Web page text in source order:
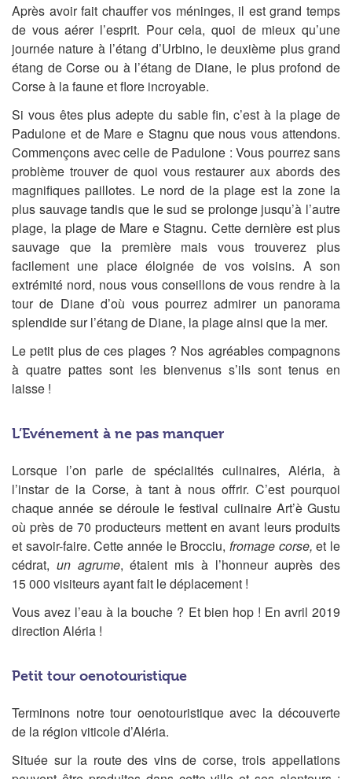
Après avoir fait chauffer vos méninges, il est grand temps
de vous aérer l’esprit. Pour cela, quoi de mieux qu’une
journée nature à l’étang d’Urbino, le deuxième plus grand
étang de Corse ou à l’étang de Diane, le plus profond de
Corse à la faune et flore incroyable.
Si vous êtes plus adepte du sable fin, c’est à la plage de
Padulone et de Mare e Stagnu que nous vous attendons.
Commençons avec celle de Padulone : Vous pourrez sans
problème trouver de quoi vous restaurer aux abords des
magnifiques paillotes. Le nord de la plage est la zone la
plus sauvage tandis que le sud se prolonge jusqu’à l’autre
plage, la plage de Mare e Stagnu. Cette dernière est plus
sauvage que la première mais vous trouverez plus
facilement une place éloignée de vos voisins. A son
extrémité nord, nous vous conseillons de vous rendre à la
tour de Diane d’où vous pourrez admirer un panorama
splendide sur l’étang de Diane, la plage ainsi que la mer.
Le petit plus de ces plages ? Nos agréables compagnons
à quatre pattes sont les bienvenus s’ils sont tenus en
laisse !
L’Evénement à ne pas manquer
Lorsque l’on parle de spécialités culinaires, Aléria, à
l’instar de la Corse, à tant à nous offrir. C’est pourquoi
chaque année se déroule le festival culinaire Art’è Gustu
où près de 70 producteurs mettent en avant leurs produits
et savoir-faire. Cette année le Brocciu, fromage corse, et le
cédrat, un agrume, étaient mis à l’honneur auprès des
15 000 visiteurs ayant fait le déplacement !
Vous avez l’eau à la bouche ? Et bien hop ! En avril 2019
direction Aléria !
Petit tour oenotouristique
Terminons notre tour oenotouristique avec la découverte
de la région viticole d’Aléria.
Située sur la route des vins de corse, trois appellations